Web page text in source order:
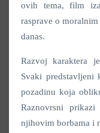
ovih tema, film
rasprave o
danas.
Razvoj karaktera
Svaki predstavljeni
pozadinu koja
Raznovrsni
njihovim borbama i